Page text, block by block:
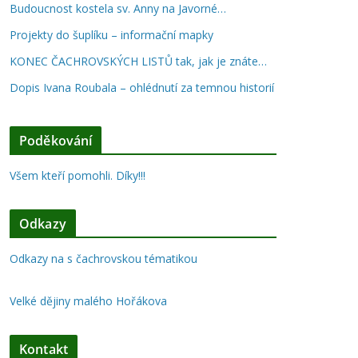
Budoucnost kostela sv. Anny na Javorné…
Projekty do šuplíku – informační mapky
KONEC ČACHROVSKÝCH LISTŮ tak, jak je znáte…
Dopis Ivana Roubala – ohlédnutí za temnou historií
Poděkování
Všem kteří pomohli. Díky!!!
Odkazy
Odkazy na s čachrovskou tématikou
Velké dějiny malého Hořákova
Kontakt